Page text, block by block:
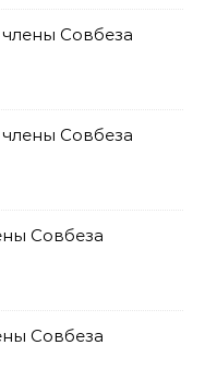
Совбеза
Совбеза
Совбеза
Совбеза